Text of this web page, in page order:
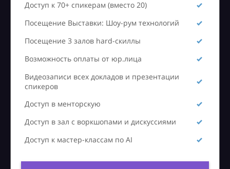
Доступ к 70+ спикерам (вместо 20)
Посещение Выставки: Шоу-рум технологий
Посещение 3 залов hard-скиллы
Возможность оплаты от юр.лица
Видеозаписи всех докладов и презентации
спикеров
Доступ в менторскую
Доступ в зал с воркшопами и дискуссиями
Доступ к мастер-классам по AI